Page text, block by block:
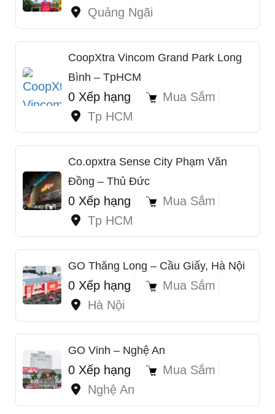
Quảng Ngãi
CoopXtra Vincom Grand Park Long
Bình – TpHCM
0 Xếp hạng
Mua Sắm
Tp HCM
Co.opxtra Sense City Phạm Văn
Đồng – Thủ Đức
0 Xếp hạng
Mua Sắm
Tp HCM
GO Thăng Long – Cầu Giấy, Hà Nội
0 Xếp hạng
Mua Sắm
Hà Nội
GO Vinh – Nghệ An
0 Xếp hạng
Mua Sắm
Nghệ An